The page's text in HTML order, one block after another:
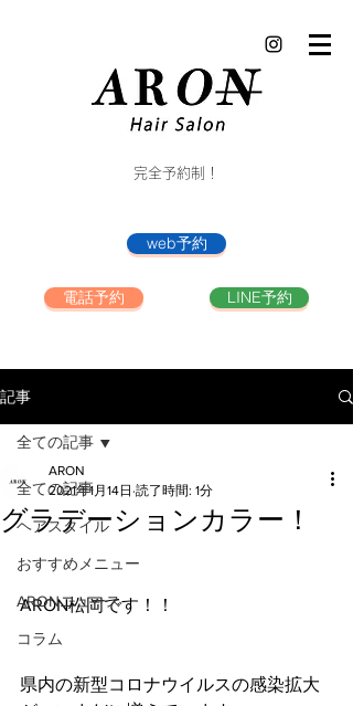
完全予約制！
web予約
電話予約 LINE予約
記事
全ての記事
ヘアスタイル
おすすめメニュー
ARONニュース
コラム
全ての記事
グラデーションカラー！
ARON
2021年1月14日 読了時間: 1分
ARON松岡です！！
県内の新型コロナウイルスの感染拡大